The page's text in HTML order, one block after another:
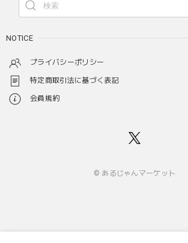
NOTICE
プライバシーポリシー
特定商取引法に基づく表記
会員規約
© あるじゃんマーケット